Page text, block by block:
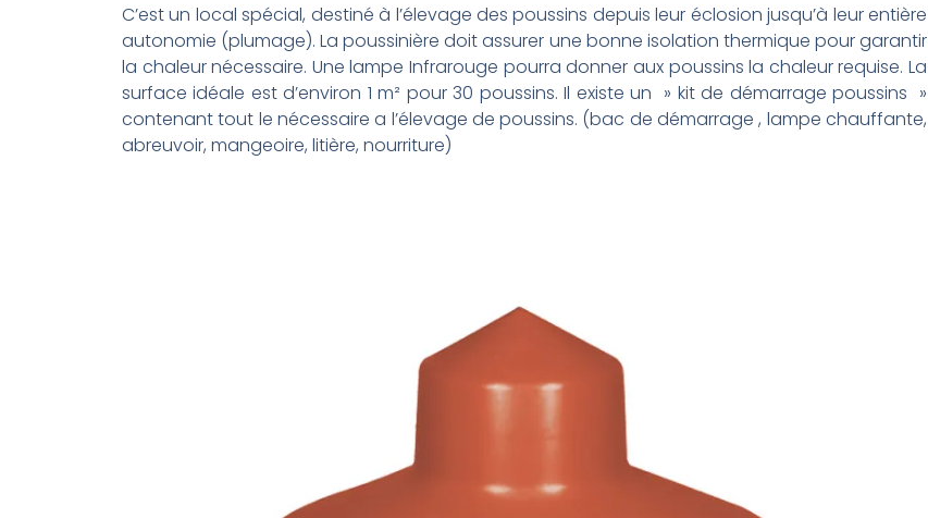
C’est un local spécial, destiné à l’élevage des poussins depuis leur éclosion jusqu’à leur entière
autonomie (plumage). La poussinière doit assurer une bonne isolation thermique pour garantir
la chaleur nécessaire. Une lampe Infrarouge pourra donner aux poussins la chaleur requise. La
surface idéale est d’environ 1 m² pour 30 poussins. Il existe un » kit de démarrage poussins »
contenant tout le nécessaire a l’élevage de poussins. (bac de démarrage , lampe chauffante,
abreuvoir, mangeoire, litière, nourriture)